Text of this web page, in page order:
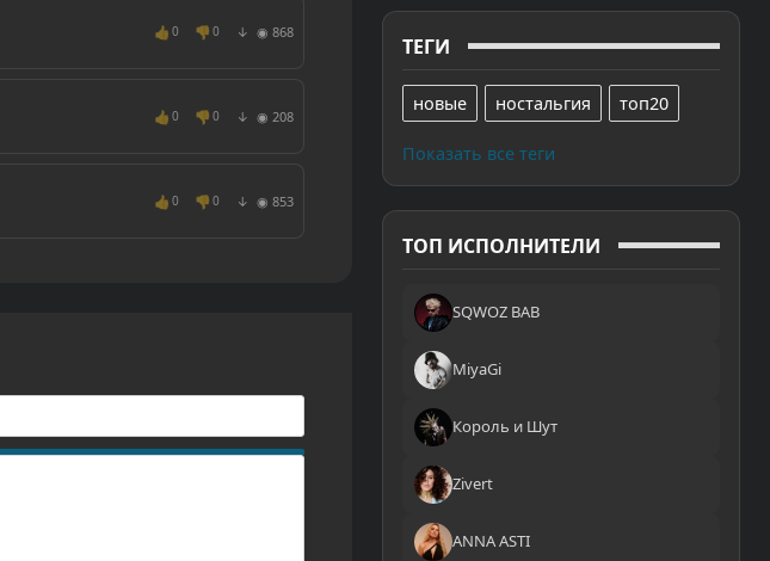
ТЕГИ
новые ностальгия топ20
Показать все теги
ТОП ИСПОЛНИТЕЛИ
SQWOZ BAB
MiyaGi
Король и Шут
Zivert
ANNA ASTI
👍 0 👎 0 ↓ ◉ 868
👍 0 👎 0 ↓ ◉ 208
👍 0 👎 0 ↓ ◉ 853